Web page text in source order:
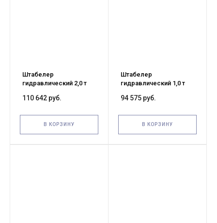
Штабелер
гидравлический 2,0 т
110 642 руб.
В КОРЗИНУ
Штабелер
гидравлический 1,0 т
94 575 руб.
В КОРЗИНУ